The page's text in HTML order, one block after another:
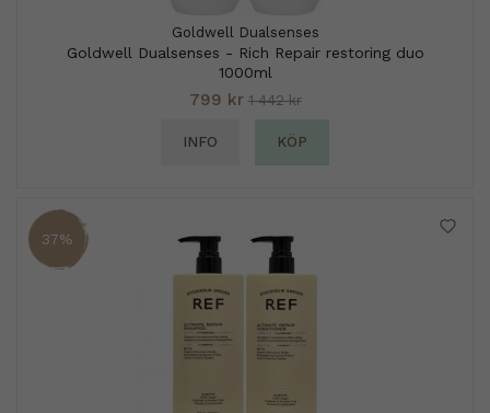
Goldwell Dualsenses
Goldwell Dualsenses - Rich Repair restoring duo
1000ml
799 kr 1 442 kr
INFO KÖP
37%